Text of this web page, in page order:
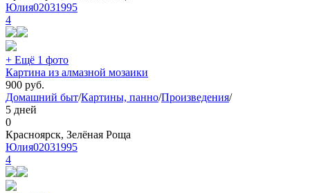
Юлия02031995
4
+ Ещё 1 фото
Картина из алмазной мозаики
900 руб.
Домашний быт/Картины, панно/Произведения/
5 дней
0
Красноярск, Зелёная Роща
Юлия02031995
4